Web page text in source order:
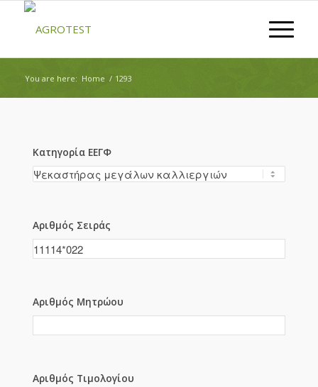
You are here: Home / 1293
Κατηγορία ΕΕΓΦ
Αριθμός Σειράς
Αριθμός Μητρώου
Αριθμός Τιμολογίου